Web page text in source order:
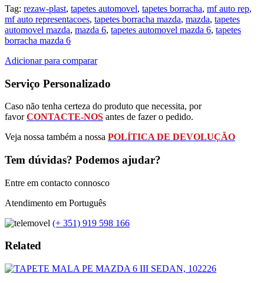
Tag: rezaw-plast, tapetes automovel, tapetes borracha, mf auto rep,
mf auto representacoes, tapetes borracha mazda, mazda, tapetes
automovel mazda, mazda 6, tapetes automovel mazda 6, tapetes
borracha mazda 6
Adicionar para comparar
Serviço Personalizado
Caso não tenha certeza do produto que necessita, por
favorCONTACTE-NOS antes de fazer o pedido.
Veja nossa também a nossa POLÍTICA DE DEVOLUÇÃO
Tem dúvidas? Podemos ajudar?
Entre em contacto connosco
Atendimento em Português
(+ 351) 919 598 166
Related